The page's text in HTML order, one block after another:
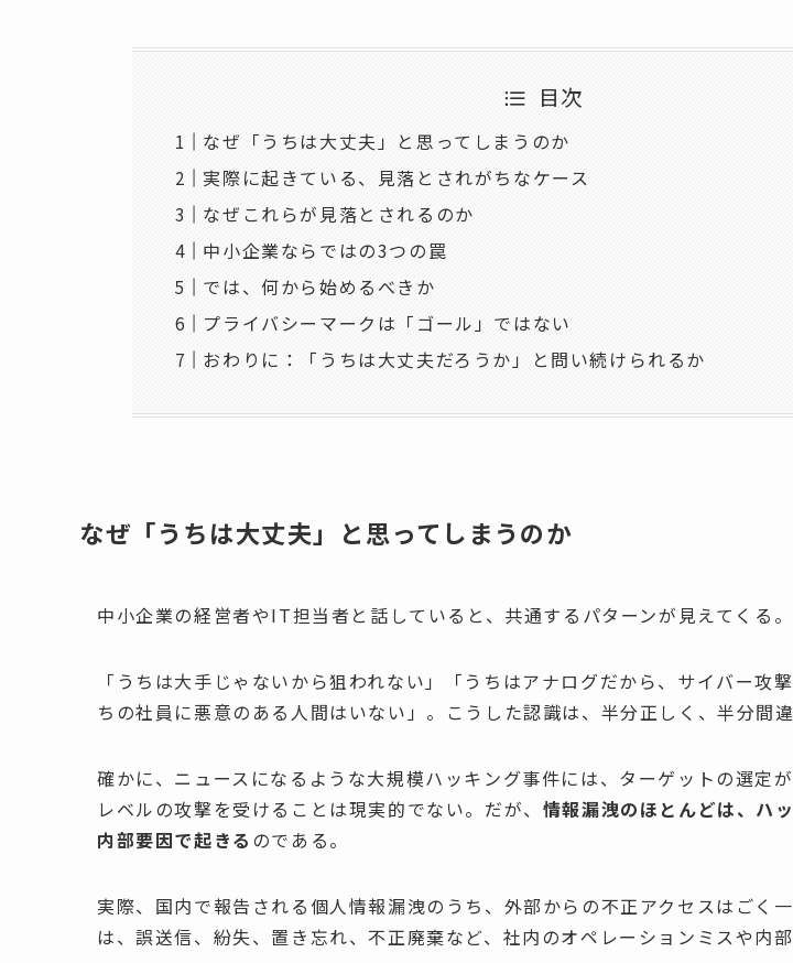
目次
なぜ「うちは大丈夫」と思ってしまうのか
実際に起きている、見落とされがちなケース
なぜこれらが見落とされるのか
中小企業ならではの3つの罠
では、何から始めるべきか
プライバシーマークは「ゴール」ではない
おわりに：「うちは大丈夫だろうか」と問い続けられるか
なぜ「うちは大丈夫」と思ってしまうのか
中小企業の経営者やIT担当者と話していると、共通するパターンが見えてくる。
「うちは大手じゃないから狙われない」「うちはアナログだから、サイバー攻
ちの社員に悪意のある人間はいない」。こうした認識は、半分正しく、半分間違
確かに、ニュースになるような大規模ハッキング事件には、ターゲットの選定
レベルの攻撃を受けることは現実的でない。だが、 情報漏洩のほとんどは、ハ
内部要因で起きる のである。
実際、国内で報告される個人情報漏洩のうち、外部からの不正アクセスはごく
は、誤送信、紛失、置き忘れ、不正廃棄など、社内のオペレーションミスや内